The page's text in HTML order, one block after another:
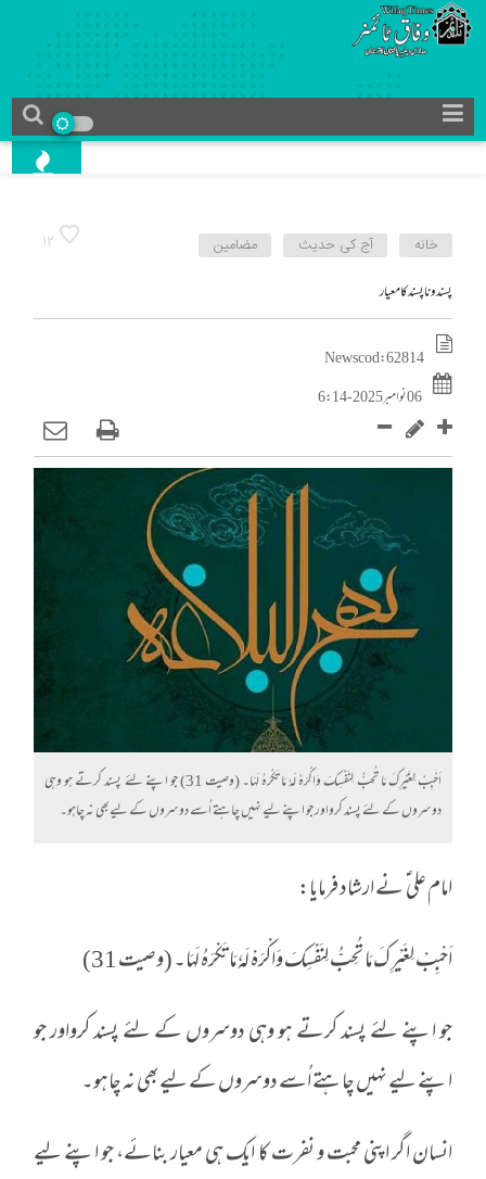
12 خانه آج کی حدیث مضامین
پسند و ناپسند کا معیار
News cod : 62814
06 نوامبر 2025 - 6:14
اَحْبِبْ لِغَيْرِكَ مَا تُحِبُّ لِنَفْسِكَ وَاكْرَهْ لَهٗ مَا تَكْرَهُ لَهَا۔ (وصیت 31) جو اپنے لئے پسند کرتے ہو وہی
دوسروں کے لئے پسند کرواور جو اپنے لیے نہیں چاہتے اُسے دوسروں کے لیےبھی نہ چاہو۔
امام علی ؑ نے ارشاد فرمایا:
اَحْبِبْ لِغَيْرِكَ مَا تُحِبُّ لِنَفْسِكَ وَاكْرَهْ لَهٗ مَا تَكْرَهُ لَهَا۔ (وصیت 31)
جو اپنے لئے پسند کرتے ہو وہی دوسروں کے لئے پسند کرواور جو
اپنے لیے نہیں چاہتے اُسے دوسروں کے لیےبھی نہ چاہو۔
انسان اگر اپنی محبت و نفرت کا ایک ہی معیار بنائے، جو اپنے لیے